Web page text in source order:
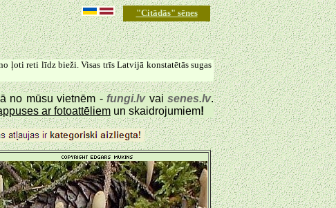
"Citādās" sēnes
ļoti reti līdz bieži. Visas trīs Latvijā konstatētās sugas
no mūsu vietnēm - fungi.lvvaisenes.lv.
ar fotoattēliem un skaidrojumiem!